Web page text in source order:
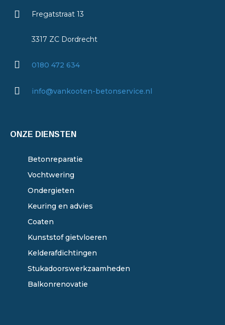
Fregatstraat 13
3317 ZC Dordrecht
0180 472 634
info@vankooten-betonservice.nl
ONZE DIENSTEN
Betonreparatie
Vochtwering
Ondergieten
Keuring en advies
Coaten
Kunststof gietvloeren
Kelderafdichtingen
Stukadoorswerkzaamheden
Balkonrenovatie